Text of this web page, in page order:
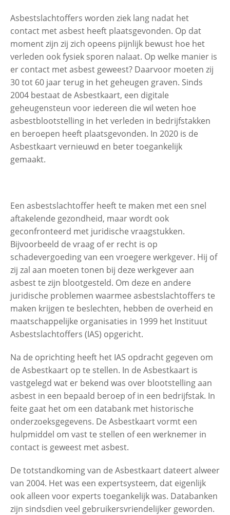
Contactgegevens
Zoeken
Asbestslachtoffers worden ziek lang nadat het
contact met asbest heeft plaatsgevonden. Op dat
moment zijn zij zich opeens pijnlijk bewust hoe het
verleden ook fysiek sporen nalaat. Op welke manier is
er contact met asbest geweest? Daarvoor moeten zij
30 tot 60 jaar terug in het geheugen graven. Sinds
2004 bestaat de Asbestkaart, een digitale
geheugensteun voor iedereen die wil weten hoe
asbestblootstelling in het verleden in bedrijfstakken
en beroepen heeft plaatsgevonden. In 2020 is de
Asbestkaart vernieuwd en beter toegankelijk
gemaakt.
Een asbestslachtoffer heeft te maken met een snel
aftakelende gezondheid, maar wordt ook
geconfronteerd met juridische vraagstukken.
Bijvoorbeeld de vraag of er recht is op
schadevergoeding van een vroegere werkgever. Hij of
zij zal aan moeten tonen bij deze werkgever aan
asbest te zijn blootgesteld. Om deze en andere
juridische problemen waarmee asbestslachtoffers te
maken krijgen te beslechten, hebben de overheid en
maatschappelijke organisaties in 1999 het Instituut
Asbestslachtoffers (IAS) opgericht.
Na de oprichting heeft het IAS opdracht gegeven om
de Asbestkaart op te stellen. In de Asbestkaart is
vastgelegd wat er bekend was over blootstelling aan
asbest in een bepaald beroep of in een bedrijfstak. In
feite gaat het om een databank met historische
onderzoeksgegevens. De Asbestkaart vormt een
hulpmiddel om vast te stellen of een werknemer in
contact is geweest met asbest.
De totstandkoming van de Asbestkaart dateert alweer
van 2004. Het was een expertsysteem, dat eigenlijk
ook alleen voor experts toegankelijk was. Databanken
zijn sindsdien veel gebruikersvriendelijker geworden.